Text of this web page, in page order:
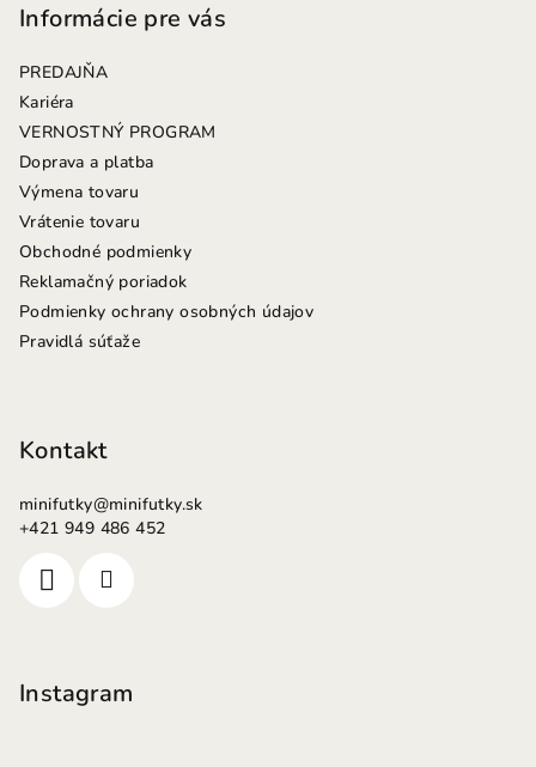
Informácie pre vás
PREDAJŇA
Kariéra
VERNOSTNÝ PROGRAM
Doprava a platba
Výmena tovaru
Vrátenie tovaru
Obchodné podmienky
Reklamačný poriadok
Podmienky ochrany osobných údajov
Pravidlá súťaže
Kontakt
minifutky@minifutky.sk
+421 949 486 452
Instagram